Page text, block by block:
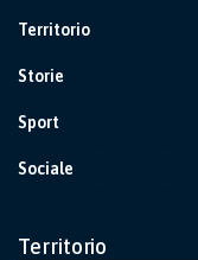
Territorio
Storie
Sport
Sociale
Territorio